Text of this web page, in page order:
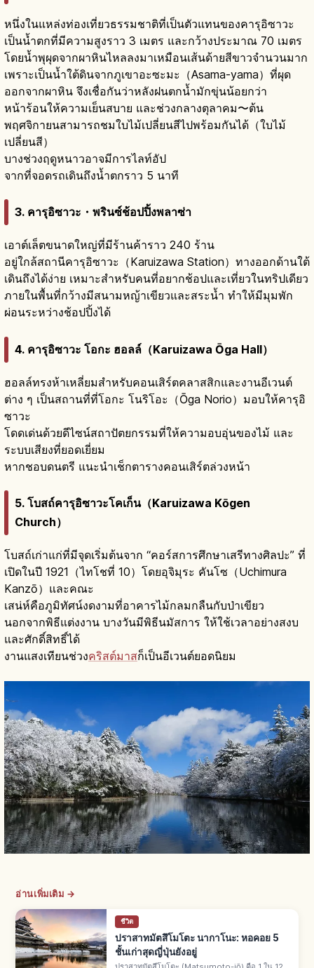
หนึ่งในแหล่งท่องเที่ยวธรรมชาติที่เป็นตัวแทนของคารุอิซาวะ
เป็นน้ำตกที่มีความสูงราว 3 เมตร และกว้างประมาณ 70 เมตร
โดยน้ำพุผุดจากผาหินไหลลงมาเหมือนเส้นด้ายสีขาวจำนวนมาก
เพราะเป็นน้ำใต้ดินจากภูเขาอะซะมะ（Asama-yama）ที่ผุด
ออกจากผาหิน จึงเชื่อกันว่าหลังฝนตกน้ำมักขุ่นน้อยกว่า
หน้าร้อนให้ความเย็นสบาย และช่วงกลางตุลาคม〜ต้น
พฤศจิกายนสามารถชมใบไม้เปลี่ยนสีไปพร้อมกันได้（ใบไม้
เปลี่ยนสี）
บางช่วงฤดูหนาวอาจมีการไลท์อัป
จากที่จอดรถเดินถึงน้ำตกราว 5 นาที
3. คารุอิซาวะ・พรินซ์ช้อปปิ้งพลาซ่า
เอาต์เล็ตขนาดใหญ่ที่มีร้านค้าราว 240 ร้าน
อยู่ใกล้สถานีคารุอิซาวะ（Karuizawa Station）ทางออกด้านใต้
เดินถึงได้ง่าย เหมาะสำหรับคนที่อยากช้อปและเที่ยวในทริปเดียว
ภายในพื้นที่กว้างมีสนามหญ้าเขียวและสระน้ำ ทำให้มีมุมพัก
ผ่อนระหว่างช้อปปิ้งได้
4. คารุอิซาวะ โอกะ ฮอลล์（Karuizawa Ōga Hall）
ฮอลล์ทรงห้าเหลี่ยมสำหรับคอนเสิร์ตคลาสสิกและงานอีเวนต์
ต่าง ๆ เป็นสถานที่ที่โอกะ โนริโอะ（Ōga Norio）มอบให้คารุอิ
ซาวะ
โดดเด่นด้วยดีไซน์สถาปัตยกรรมที่ให้ความอบอุ่นของไม้ และ
ระบบเสียงที่ยอดเยี่ยม
หากชอบดนตรี แนะนำเช็กตารางคอนเสิร์ตล่วงหน้า
5. โบสถ์คารุอิซาวะโคเก็น（Karuizawa Kōgen
Church）
โบสถ์เก่าแก่ที่มีจุดเริ่มต้นจาก “คอร์สการศึกษาเสรีทางศิลปะ” ที่
เปิดในปี 1921（ไทโชที่ 10）โดยอุจิมุระ คันโซ（Uchimura
Kanzō）และคณะ
เสน่ห์คือภูมิทัศน์งดงามที่อาคารไม้กลมกลืนกับป่าเขียว
นอกจากพิธีแต่งงาน บางวันมีพิธีนมัสการ ให้ใช้เวลาอย่างสงบ
และศักดิ์สิทธิ์ได้
งานแสงเทียนช่วงคริสต์มาสก็เป็นอีเวนต์ยอดนิยม
อ่านเพิ่มเติม →
ชีวิต
ปราสาทมัตสึโมโตะ นากาโนะ: หอคอย 5
ชั้นเก่าสุดญี่ปุ่นยังอยู่